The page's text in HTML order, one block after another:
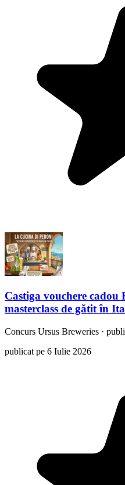
Castiga vouchere cadou
masterclass de gătit în
Concurs Ursus Breweries ·
publicat pe 6 Iulie 2026